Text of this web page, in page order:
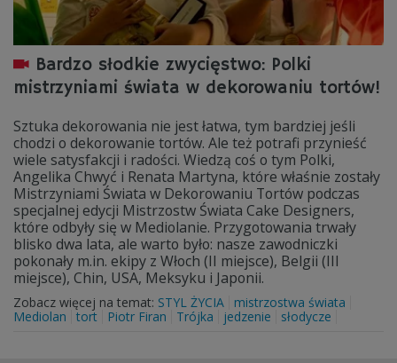
Bardzo słodkie zwycięstwo: Polki
mistrzyniami świata w dekorowaniu tortów!
Sztuka dekorowania nie jest łatwa, tym bardziej jeśli
chodzi o dekorowanie tortów. Ale też potrafi przynieść
wiele satysfakcji i radości. Wiedzą coś o tym Polki,
Angelika Chwyć i Renata Martyna, które właśnie zostały
Mistrzyniami Świata w Dekorowaniu Tortów podczas
specjalnej edycji Mistrzostw Świata Cake Designers,
które odbyły się w Mediolanie. Przygotowania trwały
blisko dwa lata, ale warto było: nasze zawodniczki
pokonały m.in. ekipy z Włoch (II miejsce), Belgii (III
miejsce), Chin, USA, Meksyku i Japonii.
Zobacz więcej na temat: STYL ŻYCIA
mistrzostwa świata
Mediolan
tort Piotr Firan Trójka jedzenie słodycze